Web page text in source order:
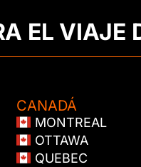
EL VIAJE
CANADÁ
MONTREAL
OTTAWA
QUEBEC